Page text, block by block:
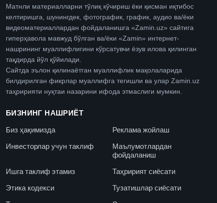
Матнли материалларни тўлиқ кўчириш ёки қисман иқтибос
келтиришга, шунингдек, фотографик, график, аудио ва/ёки
видеоматериаллардан фойдаланишга «Zamin.uz» сайтига
гиперҳавола мавжуд бўлган ва/ёки «Zamin» интернет-
нашрининг муаллифлигини кўрсатувчи ёзув илова қилинган
тақдирда йўл қўйилади.
Сайтда эълон қилинаётган муаллифлик мақолаларида
билдирилган фикрлар муаллифга тегишли ва улар Zamin.uz
таҳририяти нуқтаи назарини ифода этмаслиги мумкин.
БИЗНИНГ НАШРИЁТ
Биз ҳақимизда
Реклама жойлаш
Инвесторлар учун таклиф
Маълумотлардан
фойдаланиш
Ишга таклиф этамиз
Таҳририят сиёсати
Этика кодекси
Тузатишлар сиёсати